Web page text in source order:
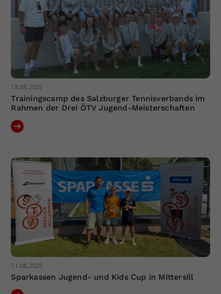
18.08.2025
Trainingscamp des Salzburger Tennisverbands im
Rahmen der Drei ÖTV Jugend-Meisterschaften
11.08.2025
Sparkassen Jugend- und Kids Cup in Mittersill